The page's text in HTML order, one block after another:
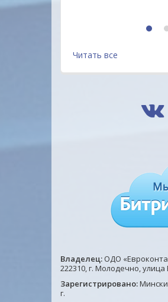
1
Читать все
Владелец: ОДО
222310, г. Молодечно,
Зарегистрировано:
г.
BG